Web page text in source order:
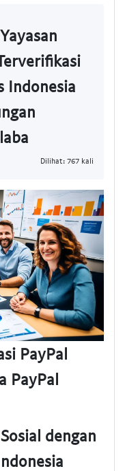
Indonesia
Dilihat: 767 kali
PayPal
PayPal
dengan